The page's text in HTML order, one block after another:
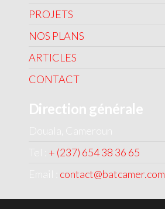
PROJETS
NOS PLANS
ARTICLES
CONTACT
Direction générale
Douala, Cameroun
Tel : + (237) 654 38 36 65
Email : contact@batcamer.com